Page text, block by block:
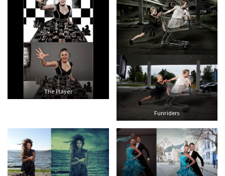
The Player
Funriders